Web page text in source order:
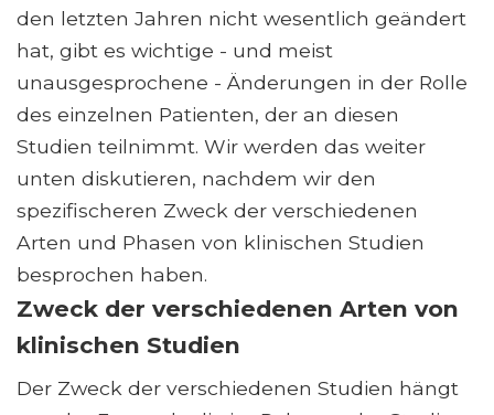
den letzten Jahren nicht wesentlich geändert
hat, gibt es wichtige - und meist
unausgesprochene - Änderungen in der Rolle
des einzelnen Patienten, der an diesen
Studien teilnimmt. Wir werden das weiter
unten diskutieren, nachdem wir den
spezifischeren Zweck der verschiedenen
Arten und Phasen von klinischen Studien
besprochen haben.
Zweck der verschiedenen Arten von
klinischen Studien
Der Zweck der verschiedenen Studien hängt